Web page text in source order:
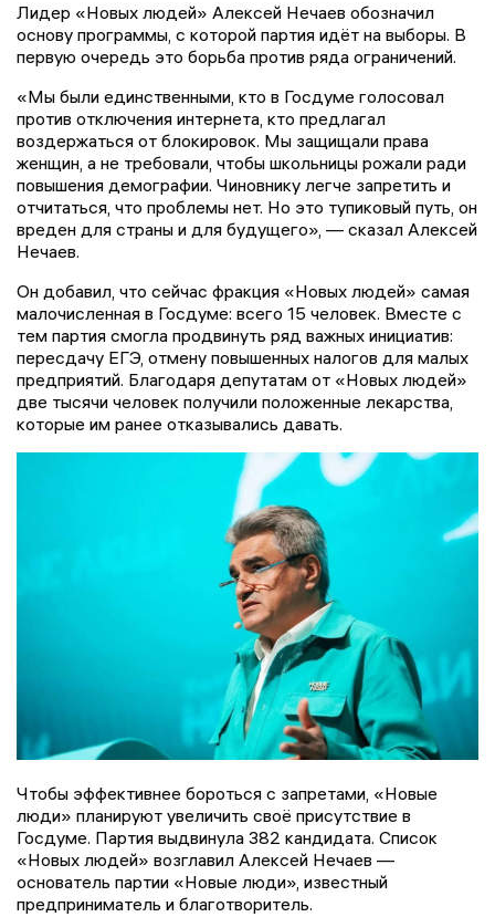
Лидер «Новых людей» Алексей Нечаев обозначил
основу программы, с которой партия идёт на выборы. В
первую очередь это борьба против ряда ограничений.
«Мы были единственными, кто в Госдуме голосовал
против отключения интернета, кто предлагал
воздержаться от блокировок. Мы защищали права
женщин, а не требовали, чтобы школьницы рожали ради
повышения демографии. Чиновнику легче запретить и
отчитаться, что проблемы нет. Но это тупиковый путь, он
вреден для страны и для будущего», — сказал Алексей
Нечаев.
Он добавил, что сейчас фракция «Новых людей» самая
малочисленная в Госдуме: всего 15 человек. Вместе с
тем партия смогла продвинуть ряд важных инициатив:
пересдачу ЕГЭ, отмену повышенных налогов для малых
предприятий. Благодаря депутатам от «Новых людей»
две тысячи человек получили положенные лекарства,
которые им ранее отказывались давать.
Чтобы эффективнее бороться с запретами, «Новые
люди» планируют увеличить своё присутствие в
Госдуме. Партия выдвинула 382 кандидата. Список
«Новых людей» возглавил Алексей Нечаев —
основатель партии «Новые люди», известный
предприниматель и благотворитель.